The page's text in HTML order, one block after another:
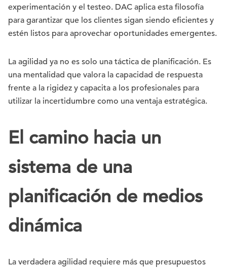
experimentación y el testeo. DAC aplica esta filosofía
para garantizar que los clientes sigan siendo eficientes y
estén listos para aprovechar oportunidades emergentes.
La agilidad ya no es solo una táctica de planificación. Es
una mentalidad que valora la capacidad de respuesta
frente a la rigidez y capacita a los profesionales para
utilizar la incertidumbre como una ventaja estratégica.
El camino hacia un
sistema de una
planificación de medios
dinámica
La verdadera agilidad requiere más que presupuestos